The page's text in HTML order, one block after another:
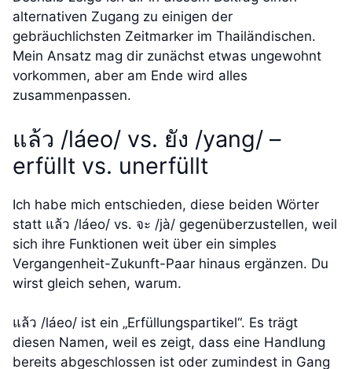
alternativen Zugang zu einigen der
gebräuchlichsten Zeitmarker im Thailändischen.
Mein Ansatz mag dir zunächst etwas ungewohnt
vorkommen, aber am Ende wird alles
zusammenpassen.
แล้ว /láeo/ vs. ยัง /yang/ –
erfüllt vs. unerfüllt
Ich habe mich entschieden, diese beiden Wörter
statt แล้ว /láeo/ vs. จะ /jà/ gegenüberzustellen, weil
sich ihre Funktionen weit über ein simples
Vergangenheit-Zukunft-Paar hinaus ergänzen. Du
wirst gleich sehen, warum.
แล้ว /láeo/ ist ein „Erfüllungspartikel“. Es trägt
diesen Namen, weil es zeigt, dass eine Handlung
bereits abgeschlossen ist oder zumindest in Gang